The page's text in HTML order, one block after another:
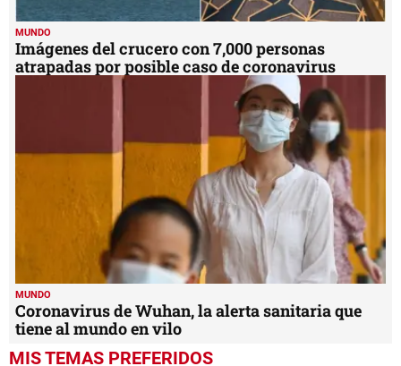
MUNDO
Imágenes del crucero con 7,000 personas
atrapadas por posible caso de coronavirus
MUNDO
Coronavirus de Wuhan, la alerta sanitaria que
tiene al mundo en vilo
MIS TEMAS PREFERIDOS